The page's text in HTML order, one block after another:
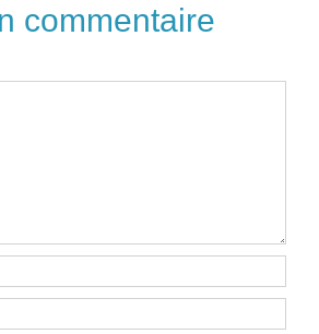
commentaire